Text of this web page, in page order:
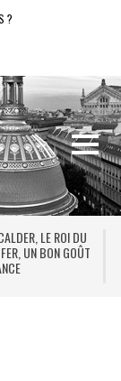
?
LE ROI DU
UN BON GOÛT